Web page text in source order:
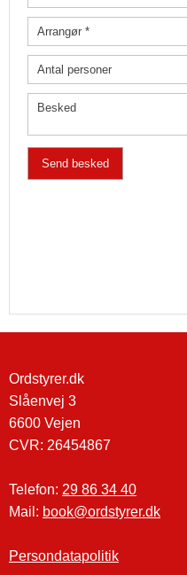
Ordstyrer.dk
Slåenvej 3
6600 Vejen
​CVR: 26454867
Telefon: 29 86 34 40
Mail: book@ordstyrer.dk​
Persondatapolitik